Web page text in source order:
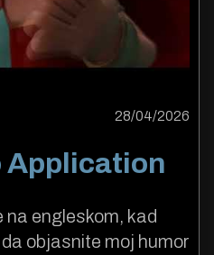
28/04/2026
Application
na engleskom, kad
objasnite moj humor